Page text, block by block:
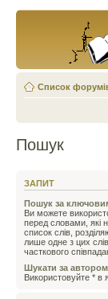
Список
Пошук
ЗАПИТ
Пошук за
Ви можете
перед словами, які
список слів,
лише одне з цих
часткового
Шукати за
Використовуйте * в